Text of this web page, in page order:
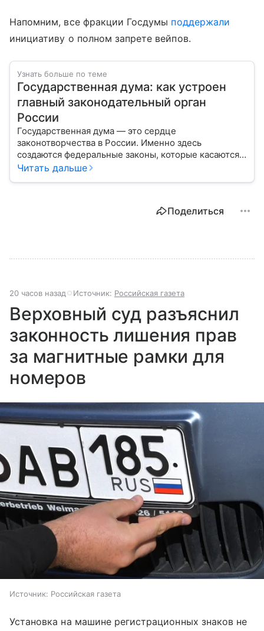
Напомним, все фракции Госдумы поддержали
инициативу о полном запрете вейпов.
Узнать больше по теме
Государственная дума: как устроен
главный законодательный орган
России
Государственная дума — это сердце
законотворчества в России. Именно здесь
создаются федеральные законы, которые касаются
жизни каждого гражданина: от образования и
Читать дальше
Поделиться
20 часов назад Источник: Российская газета
Верховный суд разъяснил
законность лишения прав
за магнитные рамки для
номеров
Источник: Российская газета
Установка на машине регистрационных знаков не